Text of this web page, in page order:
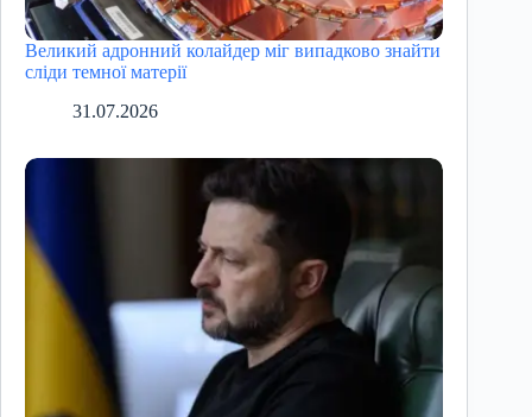
Великий адронний колайдер міг випадково знайти
сліди темної матерії
31.07.2026